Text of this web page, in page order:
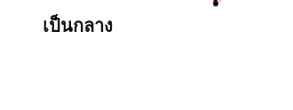
เป็นกลาง